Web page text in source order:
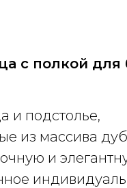
с полкой для
и подстолье,
из массива
и